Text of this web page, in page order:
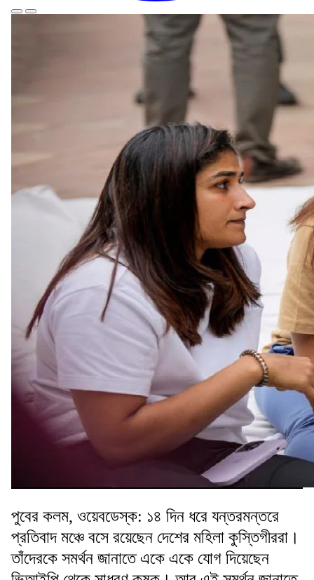
পুবের কলম, ওয়েবডেস্ক: ১৪ দিন ধরে যন্তরমন্তরে
প্রতিবাদ মঞ্চে বসে রয়েছেন দেশের মহিলা কুস্তিগীররা।
তাঁদেরকে সমর্থন জানাতে একে একে যোগ দিয়েছেন